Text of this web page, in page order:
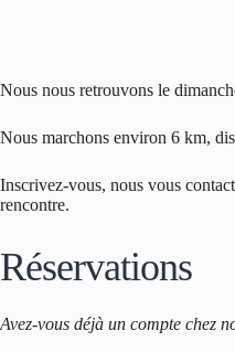
Nous nous retrouvons le
Nous marchons environ 6 km,
Inscrivez-vous, nous vous
rencontre.
Réservations
Avez-vous déjà un compte chez